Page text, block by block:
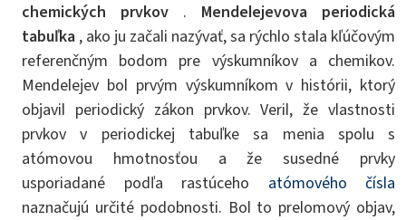
chemických prvkov . Mendelejevova periodická
tabuľka , ako ju začali nazývať, sa rýchlo stala kľúčovým
referenčným bodom pre výskumníkov a chemikov.
Mendelejev bol prvým výskumníkom v histórii, ktorý
objavil periodický zákon prvkov. Veril, že vlastnosti
prvkov v periodickej tabuľke sa menia spolu s
atómovou hmotnosťou a že susedné prvky
usporiadané podľa rastúceho atómového čísla
naznačujú určité podobnosti. Bol to prelomový objav,